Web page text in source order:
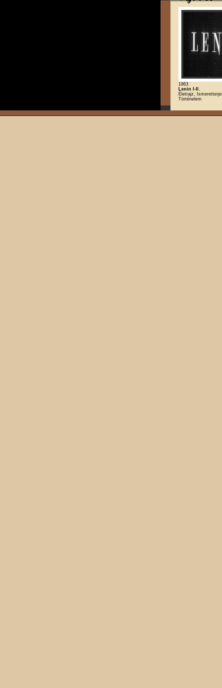
1963
Lenin I-II.
Életrajz,
Történelem